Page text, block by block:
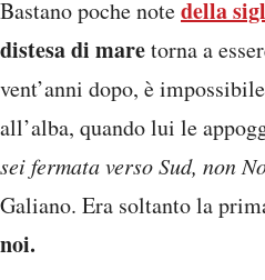
Bastano poche notedella
distesa di maretorna a
vent’anni dopo, è
all’alba, quando lui le
sei fermata verso Sud, non
Galiano. Era soltanto la
noi.